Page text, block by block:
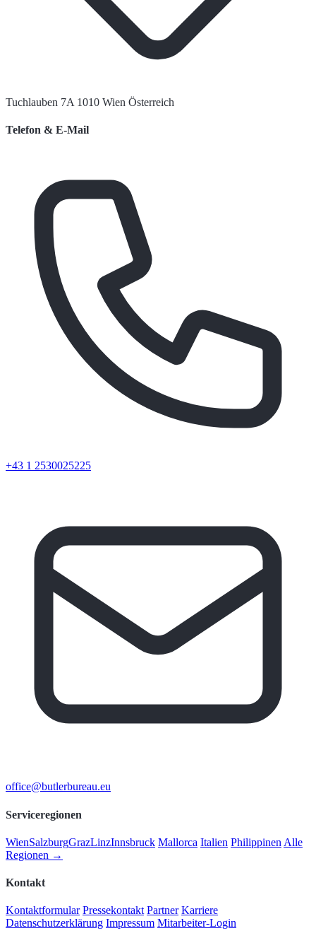
Tuchlauben 7A 1010 Wien Österreich
Telefon & E-Mail
+43 1 2530025225
office@butlerbureau.eu
Serviceregionen
WienSalzburgGrazLinzInnsbruck Mallorca Italien Philippinen Alle
Regionen →
Kontakt
Kontaktformular Pressekontakt Partner Karriere
Datenschutzerklärung Impressum Mitarbeiter-Login